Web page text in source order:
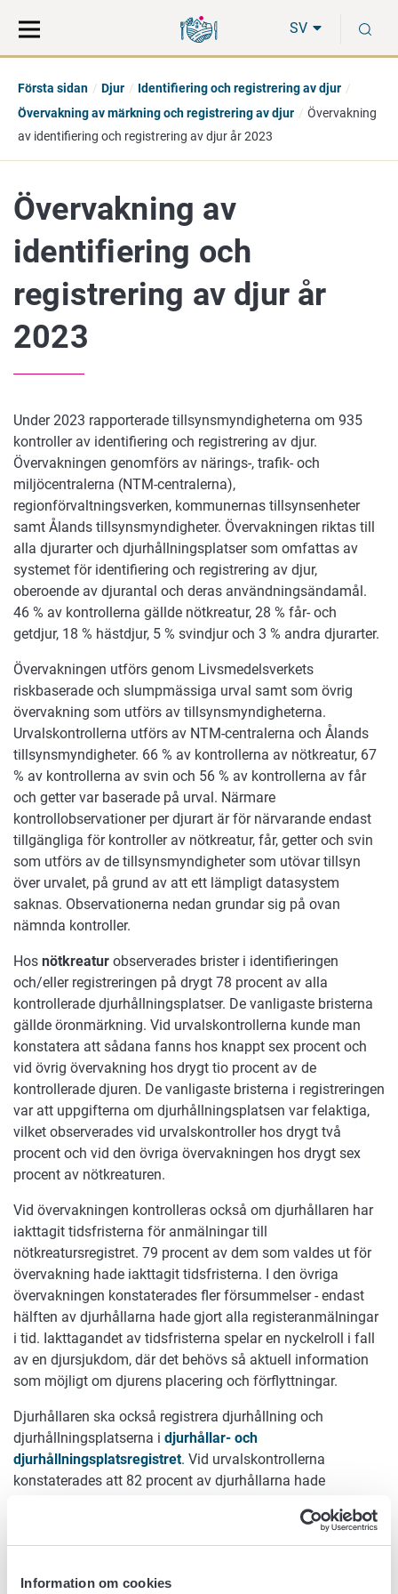
Information om cookies
direkt
till
på
hela
SV
Första sidan Djur
Identifiering och registrering av djur
Övervakning av märkning och registrering av djur
Övervakning
av identifiering och registrering av djur år 2023
Övervakning av
identifiering och
registrering av djur år
2023
Under 2023 rapporterade tillsynsmyndigheterna om 935
kontroller av identifiering och registrering av djur.
Övervakningen genomförs av närings-, trafik- och
miljöcentralerna (NTM-centralerna),
regionförvaltningsverken, kommunernas tillsynsenheter
samt Ålands tillsynsmyndigheter. Övervakningen riktas till
alla djurarter och djurhållningsplatser som omfattas av
systemet för identifiering och registrering av djur,
oberoende av djurantal och deras användningsändamål.
46 % av kontrollerna gällde nötkreatur, 28 % får- och
getdjur, 18 % hästdjur, 5 % svindjur och 3 % andra djurarter.
Övervakningen utförs genom Livsmedelsverkets
riskbaserade och slumpmässiga urval samt som övrig
övervakning som utförs av tillsynsmyndigheterna.
Urvalskontrollerna utförs av NTM-centralerna och Ålands
tillsynsmyndigheter. 66 % av kontrollerna av nötkreatur, 67
% av kontrollerna av svin och 56 % av kontrollerna av får
och getter var baserade på urval. Närmare
kontrollobservationer per djurart är för närvarande endast
tillgängliga för kontroller av nötkreatur, får, getter och svin
som utförs av de tillsynsmyndigheter som utövar tillsyn
över urvalet, på grund av att ett lämpligt datasystem
saknas. Observationerna nedan grundar sig på ovan
nämnda kontroller.
Hos nötkreatur observerades brister i identifieringen
och/eller registreringen på drygt 78 procent av alla
kontrollerade djurhållningsplatser. De vanligaste bristerna
gällde öronmärkning. Vid urvalskontrollerna kunde man
konstatera att sådana fanns hos knappt sex procent och
vid övrig övervakning hos drygt tio procent av de
kontrollerade djuren. De vanligaste bristerna i registreringen
var att uppgifterna om djurhållningsplatsen var felaktiga,
vilket observerades vid urvalskontroller hos drygt två
procent och vid den övriga övervakningen hos drygt sex
procent av nötkreaturen.
Vid övervakningen kontrolleras också om djurhållaren har
iakttagit tidsfristerna för anmälningar till
nötkreatursregistret. 79 procent av dem som valdes ut för
övervakning hade iakttagit tidsfristerna. I den övriga
övervakningen konstaterades fler försummelser - endast
hälften av djurhållarna hade gjort alla registeranmälningar
i tid. Iakttagandet av tidsfristerna spelar en nyckelroll i fall
av en djursjukdom, där det behövs så aktuell information
som möjligt om djurens placering och förflyttningar.
Djurhållaren ska också registrera djurhållning och
djurhållningsplatserna i djurhållar- och
djurhållningsplatsregistret. Vid urvalskontrollerna
konstaterades att 82 procent av djurhållarna hade
70 procent. Största delen av de observerade bristerna
gällde anmälan av uppgifter om djurhållningsplatsens
registreringen av djurhållningens verksamhetsform till